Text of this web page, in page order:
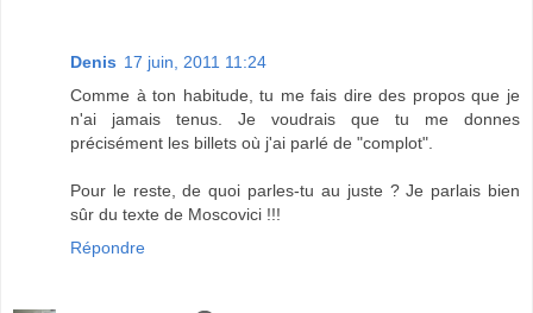
Denis 17 juin, 2011 11:24
Comme à ton habitude, tu me fais dire des propos que je
n'ai jamais tenus. Je voudrais que tu me donnes
précisément les billets où j'ai parlé de "complot".
Pour le reste, de quoi parles-tu au juste ? Je parlais bien
sûr du texte de Moscovici !!!
Répondre